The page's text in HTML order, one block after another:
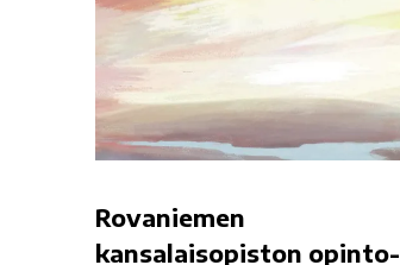
Rovaniemen
kansalaisopiston opinto-